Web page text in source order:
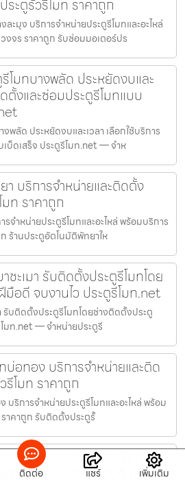
ระตูรั้วรีโมท ราคาถูก
ะมุง บริการจำหน่ายประตูรีโมทและอะไหล่
จร ราคาถูก รับซ่อมมอเตอร์ปร
โมทบางพลัด ประหยัดงบและ
ตั้งและซ่อมประตูรีโมทแบบ
พลัด ประหยัดงบและเวลา เลือกใช้บริการ
บ็ดเสร็จ ประตูรีโมท.net — จำห
บริการจำหน่ายและติดตั้ง
ท ราคาถูก
จำหน่ายประตูรีโมทและอะไหล่ พร้อมบริการ
ร้านประตูอัตโนมัติพัทยาให
ชะเมา รับติดตั้งประตูรีโมทโดย
อดี จบงานไว ประตูรีโมท.net
รับติดตั้งประตูรีโมทโดยช่างติดตั้งประตู
มท.net — จำหน่ายประตูรี
อทอง บริการจำหน่ายและติด
รีโมท ราคาถูก
ริการจำหน่ายประตูรีโมทและอะไหล่ พร้อม
าคาถูก รับติดตั้งประตูรั้
กน้ำระยอง ประตูเสียเรียกช่าง
รับซ่อมประตูรีโมทถึงที่ ประตู
ติดต่อ แชร์ เพิ่มเติม